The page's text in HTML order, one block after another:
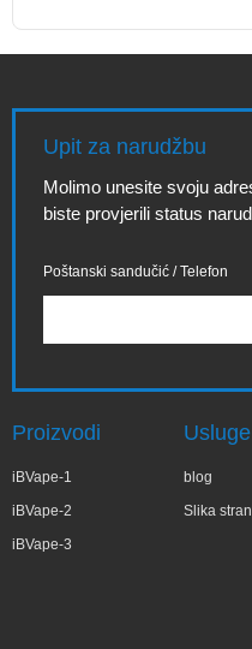
Upit za narudžbu
Molimo unesite svoju
biste provjerili status
Poštanski sandučić / Telefon
Proizvodi
iBVape-1
iBVape-2
iBVape-3
Usluge
blog
Slika